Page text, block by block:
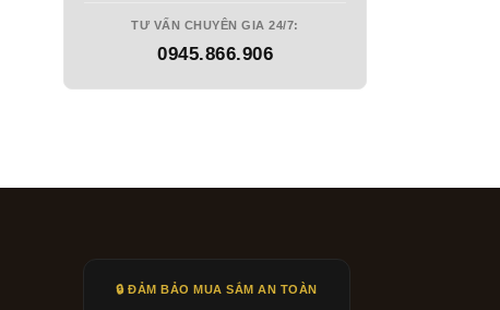
TƯ VẤN CHUYÊN GIA 24/7:
0945.866.906
🔒 ĐẢM BẢO MUA SẮM AN TOÀN